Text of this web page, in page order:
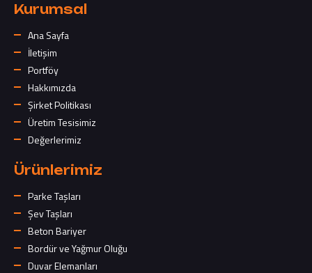
Kurumsal
Ana Sayfa
İletişim
Portföy
Hakkımızda
Şirket Politikası
Üretim Tesisimiz
Değerlerimiz
Ürünlerimiz
Parke Taşları
Şev Taşları
Beton Bariyer
Bordür ve Yağmur Oluğu
Duvar Elemanları